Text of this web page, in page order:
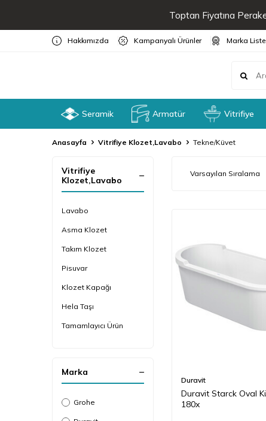
Toptan Fiyatına
Hakkımızda Kampanyalı Ürünler Marka
Seramik Armatür Vitrifiye
Anasayfa Vitrifiye Klozet,Lavabo Tekne/Küvet
Vitrifiye
Klozet,Lavabo
Lavabo
Asma Klozet
Takım Klozet
Pisuvar
Klozet Kapağı
Hela Taşı
Tamamlayıcı Ürün
Marka
Grohe
Duravit
Duravit Starck Oval
180x